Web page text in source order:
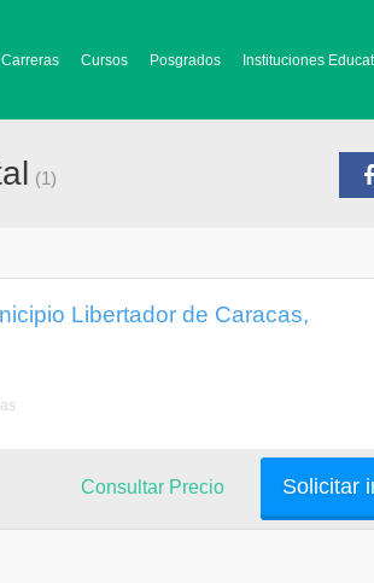
Carreras Cursos Posgrados Instituciones
(1)
Libertador de Caracas,
Solicitar
Consultar Precio